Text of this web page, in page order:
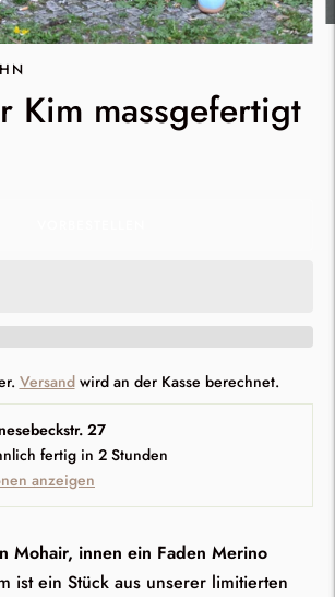
Kim massgefertigt
Versandwird an der Kasse berechnet.
27
fertig in 2 Stunden
anzeigen
Mohair, innen ein Faden Merino
ist ein Stück aus unserer limitierten